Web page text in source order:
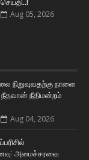
Aug 05, 2026
நிறுவுவதற்கு நாளை
நீதவான் நீதிமன்றம்
Aug 04, 2026
அமைச்சரவை